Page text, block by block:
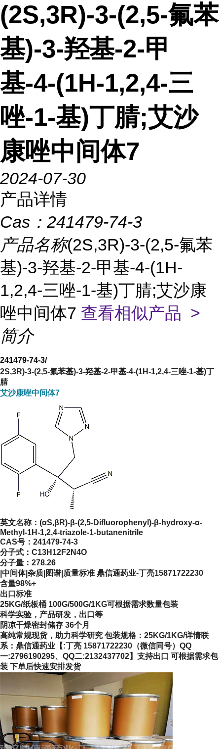
(2S,3R)-3-(2,5-氟苯
基)-3-羟基-2-甲
基-4-(1H-1,2,4-三
唑-1-基)丁腈;艾沙
康唑中间体7
2024-07-30
产品详情
Cas： 241479-74-3
产品名称(2S,3R)-3-(2,5-氟苯
基)-3-羟基-2-甲基-4-(1H-
1,2,4-三唑-1-基)丁腈;艾沙康
唑中间体7 查看相似产品 >
简介
241479-74-3/
2S,3R)-3-(2,5-氟苯基)-3-羟基-2-甲基-4-(1H-1,2,4-三唑-1-基)丁
腈
艾沙康唑中间体7
英文名称： (αS,βR)-β-(2,5-Difluorophenyl)-β-hydroxy-α-
Methyl-1H-1,2,4-triazole-1-butanenitrile
CAS号： 241479-74-3
分子式： C13H12F2N4O
分子量： 278.26
|中间体|杂质|图谱|质量标准 鼎信通药业-丁亮15871722230
含量98%+
出口标准
25KG/纸板桶 100G/500G/1KG可根据需求数量包装
科学实验，产品研发，出口等
阴凉干燥密封储存 36个月
高纯常规现货，助力科学研究 包装规格：25KG/1KG/详情联
系：鼎信通药业【:丁亮 15871722230（微信同号）QQ
一:2796190295、QQ二:2132437702】支持出口 可根据需求包
装 下单后快速安排发货